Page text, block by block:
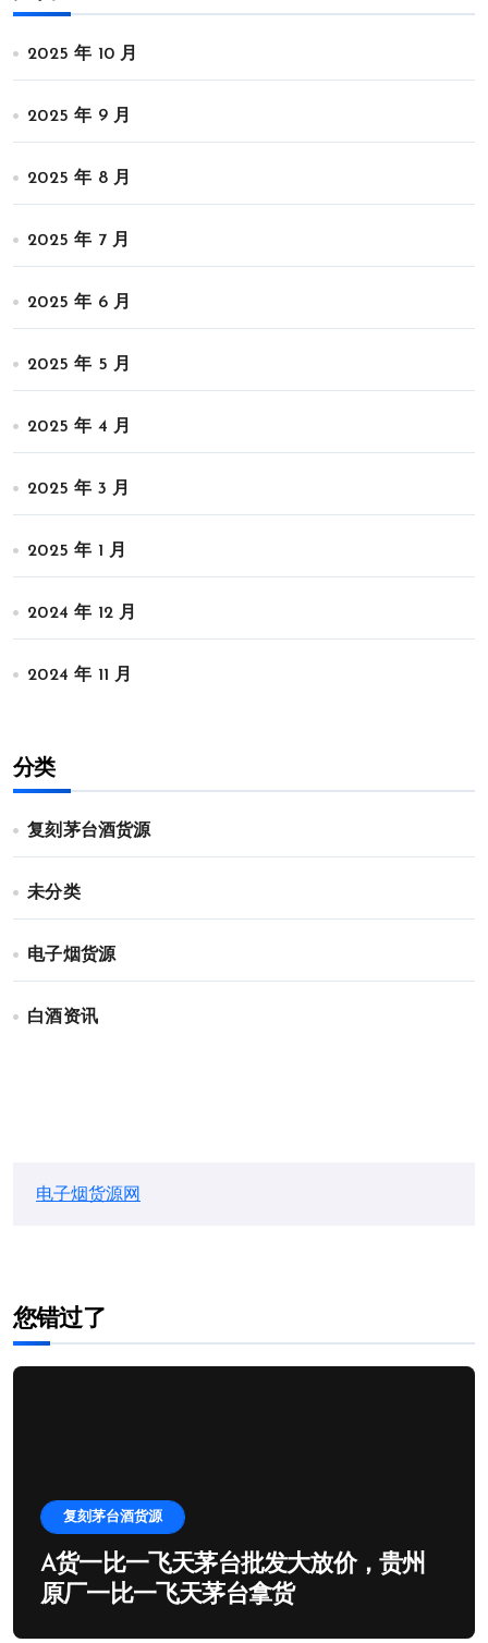
2025 年 10 月
2025 年 9 月
2025 年 8 月
2025 年 7 月
2025 年 6 月
2025 年 5 月
2025 年 4 月
2025 年 3 月
2025 年 1 月
2024 年 12 月
2024 年 11 月
分类
复刻茅台酒货源
未分类
电子烟货源
白酒资讯
电子烟货源网
您错过了
复刻茅台酒货源
A货一比一飞天茅台批发大放价，贵州
原厂一比一飞天茅台拿货